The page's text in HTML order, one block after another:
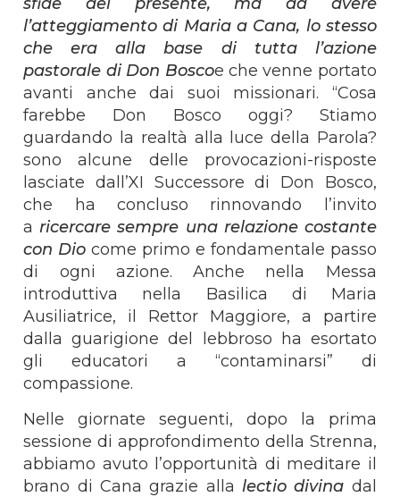
l’atteggiamento di Maria a Cana, lo stesso
che era alla base di tutta l’azione
pastorale di Don Boscoe che venne portato
avanti anche dai suoi missionari. “Cosa
farebbe Don Bosco oggi? Stiamo
guardando la realtà alla luce della Parola?
sono alcune delle provocazioni-risposte
lasciate dall’XI Successore di Don Bosco,
che ha concluso rinnovando l’invito
a ricercare sempre una relazione costante
con Dio come primo e fondamentale passo
di ogni azione. Anche nella Messa
introduttiva nella Basilica di Maria
Ausiliatrice, il Rettor Maggiore, a partire
dalla guarigione del lebbroso ha esortato
gli educatori a “contaminarsi” di
compassione.
Nelle giornate seguenti, dopo la prima
sessione di approfondimento della Strenna,
abbiamo avuto l’opportunità di meditare il
brano di Cana grazie allalectio divina dal